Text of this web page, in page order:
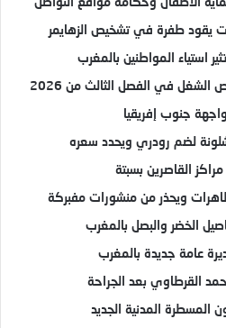
يقود طفرة في تشخيص الزهايمر
الشغل في الفصل الثالث من 2026
جنوب إفريقيا
لضم رودري ويحدد سعره
القاصرين بسبتة
الخضر والبصل بالمغرب
عامة جديدة بالمغرب
القرطاوي بعد الجراحة
المسطرة المدنية الجديد